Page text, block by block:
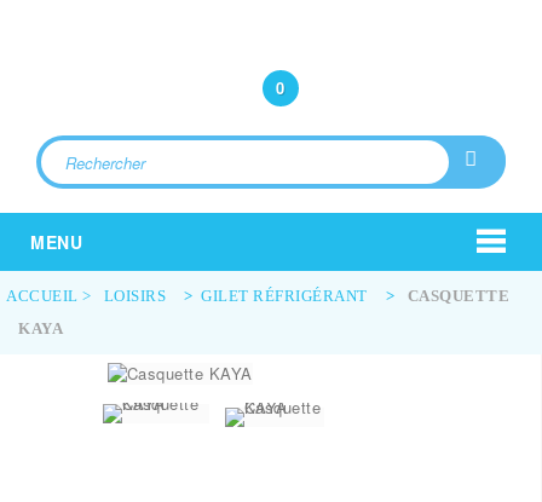
0
MENU
ACCUEIL > LOISIRS > GILET RÉFRIGÉRANT >
CASQUETTE
KAYA